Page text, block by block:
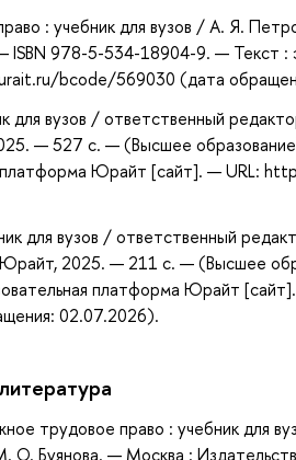
: учебник для вузов / А. Я.
978-5-534-18904-9. — Текст :
bcode/569030 (дата
для вузов / ответственный
— 527 с. — (Высшее
платформа Юрайт [сайт]. — URL:
для вузов / ответственный
2025. — 211 с. — (Высшее
платформа Юрайт
02.07.2026).
трудовое право : учебник для
О. Буянова. — Москва :